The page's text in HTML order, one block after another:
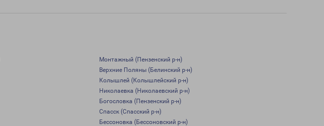
Монтажный (Пензенский р-н)
Верхние Поляны (Белинский р-н)
Колышлей (Колышлейский р-н)
Николаевка (Николаевский р-н)
Богословка (Пензенский р-н)
Спасск (Спасский р-н)
Бессоновка (Бессоновский р-н)